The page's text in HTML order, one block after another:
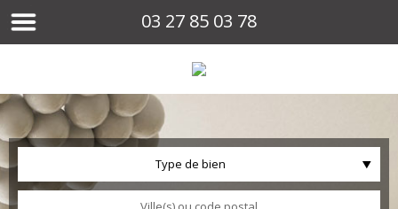
03 27 85 03 78
Type de bien